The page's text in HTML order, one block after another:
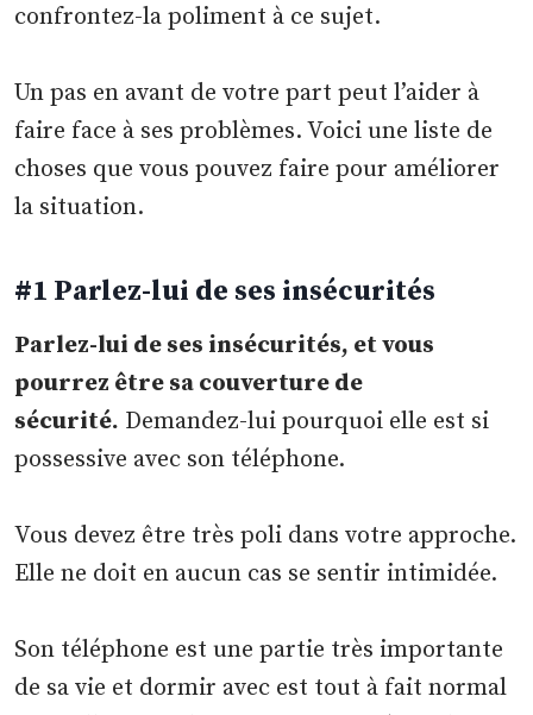
confrontez-la poliment à ce sujet.
Un pas en avant de votre part peut l’aider à
faire face à ses problèmes. Voici une liste de
choses que vous pouvez faire pour améliorer
la situation.
#1 Parlez-lui de ses insécurités
Parlez-lui de ses insécurités, et vous
pourrez être sa couverture de
sécurité. Demandez-lui pourquoi elle est si
possessive avec son téléphone.
Vous devez être très poli dans votre approche.
Elle ne doit en aucun cas se sentir intimidée.
Son téléphone est une partie très importante
de sa vie et dormir avec est tout à fait normal